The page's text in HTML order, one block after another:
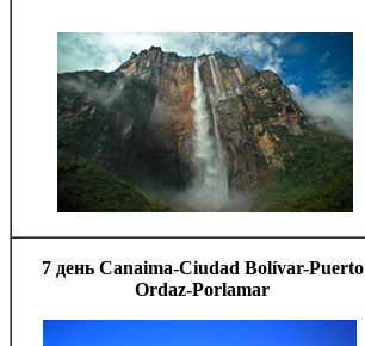
7 день Canaima-Ciudad Bolívar-Puerto
Ordaz-Porlamar